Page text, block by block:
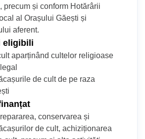
precum și conform Hotărârii
al Orașului Găești și
aferent.
eligibili
aparținând cultelor religioase
de cult de pe raza
conservarea și
de cult, achiziționarea